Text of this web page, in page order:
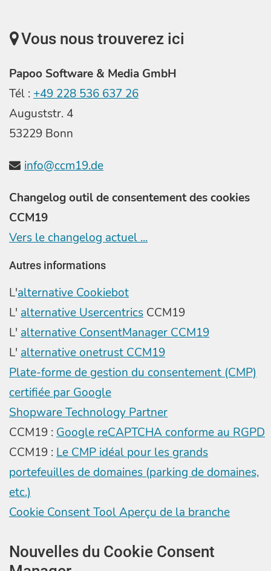
Vous nous trouverez ici
Papoo Software & Media GmbH
Tél : +49 228 536 637 26
Auguststr. 4
53229 Bonn
info@ccm19.de
Changelog outil de consentement des cookies
CCM19
Vers le changelog actuel ...
Autres informations
L'alternative Cookiebot
L' alternative Usercentrics CCM19
L' alternative ConsentManager CCM19
L' alternative onetrust CCM19
Plate-forme de gestion du consentement (CMP)
certifiée par Google
Shopware Technology Partner
CCM19 : Google reCAPTCHA conforme au RGPD
CCM19 : Le CMP idéal pour les grands
portefeuilles de domaines (parking de domaines,
etc.)
Cookie Consent Tool Aperçu de la branche
Nouvelles du Cookie Consent